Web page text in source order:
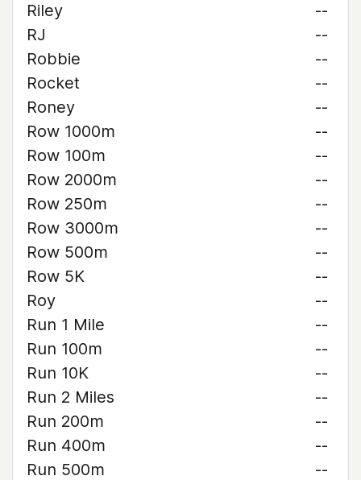
Riley
--
RJ
--
Robbie
--
Rocket
--
Roney
--
Row 1000m
--
Row 100m
--
Row 2000m
--
Row 250m
--
Row 3000m
--
Row 500m
--
Row 5K
--
Roy
--
Run 1 Mile
--
Run 100m
--
Run 10K
--
Run 2 Miles
--
Run 200m
--
Run 400m
--
Run 500m
--